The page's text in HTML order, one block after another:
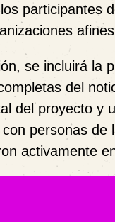
participantes
se incluirá la
del
del proyecto y
personas de
activamente